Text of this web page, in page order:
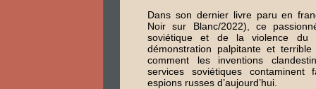
Dans son dernier livre paru en
Noir sur Blanc/2022), ce
soviétique et de la violence du
démonstration palpitante et
comment les inventions
services soviétiques contaminent
espions russes d’aujourd’hui.